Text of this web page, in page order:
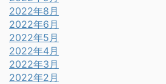
2022年8月
2022年6月
2022年5月
2022年4月
2022年3月
2022年2月